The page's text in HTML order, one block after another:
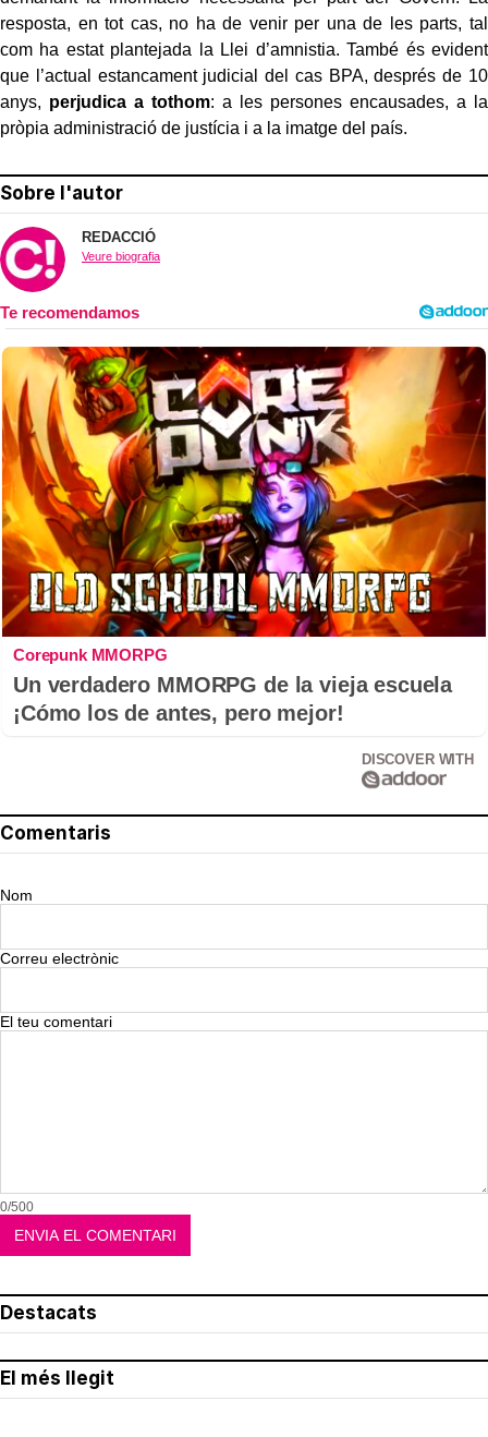
resposta, en tot cas, no ha de venir per una de les parts, tal
com ha estat plantejada la Llei d’amnistia. També és evident
que l’actual estancament judicial del cas BPA, després de 10
anys, perjudica a tothom: a les persones encausades, a la
pròpia administració de justícia i a la imatge del país.
Sobre l'autor
REDACCIÓ
Veure biografia
Corepunk MMORPG
Un verdadero MMORPG de la vieja escuela
¡Cómo los de antes, pero mejor!
DISCOVER WITH
Comentaris
Nom
Correu electrònic
El teu comentari
0/500
Destacats
El més llegit